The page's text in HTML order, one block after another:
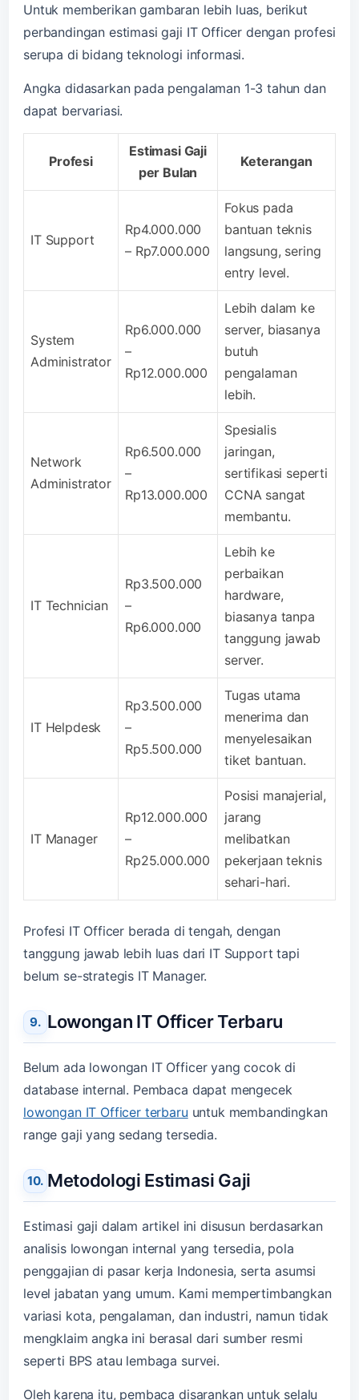
Untuk memberikan gambaran lebih luas, berikut
perbandingan estimasi gaji IT Officer dengan profesi
serupa di bidang teknologi informasi.
Angka didasarkan pada pengalaman 1-3 tahun dan
dapat bervariasi.
Profesi
Estimasi Gaji
per Bulan
Keterangan
IT Support
Rp4.000.000
– Rp7.000.000
Fokus pada
bantuan teknis
langsung, sering
entry level.
System
Administrator
Rp6.000.000
–
Rp12.000.000
Lebih dalam ke
server, biasanya
butuh
pengalaman
lebih.
Network
Administrator
Rp6.500.000
–
Rp13.000.000
Spesialis
jaringan,
sertifikasi seperti
CCNA sangat
membantu.
IT Technician
Rp3.500.000
–
Rp6.000.000
Lebih ke
perbaikan
hardware,
biasanya tanpa
tanggung jawab
server.
IT Helpdesk
Rp3.500.000
–
Rp5.500.000
Tugas utama
menerima dan
menyelesaikan
tiket bantuan.
IT Manager
Rp12.000.000
–
Rp25.000.000
Posisi manajerial,
jarang
melibatkan
pekerjaan teknis
sehari-hari.
Profesi IT Officer berada di tengah, dengan
tanggung jawab lebih luas dari IT Support tapi
belum se-strategis IT Manager.
Lowongan IT Officer Terbaru
Belum ada lowongan IT Officer yang cocok di
database internal. Pembaca dapat mengecek
lowongan IT Officer terbaru untuk membandingkan
range gaji yang sedang tersedia.
Metodologi Estimasi Gaji
Estimasi gaji dalam artikel ini disusun berdasarkan
analisis lowongan internal yang tersedia, pola
penggajian di pasar kerja Indonesia, serta asumsi
level jabatan yang umum. Kami mempertimbangkan
variasi kota, pengalaman, dan industri, namun tidak
mengklaim angka ini berasal dari sumber resmi
seperti BPS atau lembaga survei.
Oleh karena itu, pembaca disarankan untuk selalu